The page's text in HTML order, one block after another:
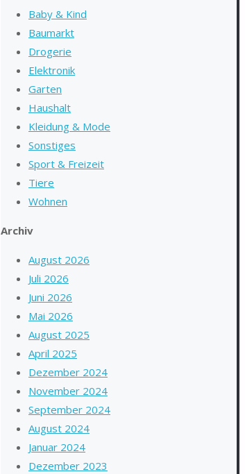
Baby & Kind
Baumarkt
Drogerie
Elektronik
Garten
Haushalt
Kleidung & Mode
Sonstiges
Sport & Freizeit
Tiere
Wohnen
Archiv
August 2026
Juli 2026
Juni 2026
Mai 2026
August 2025
April 2025
Dezember 2024
November 2024
September 2024
August 2024
Januar 2024
Dezember 2023